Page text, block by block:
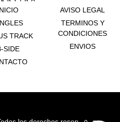
TRACK
SIDE
AVISO LEGAL
TERMINOS Y
CONDICIONES
ENVIOS